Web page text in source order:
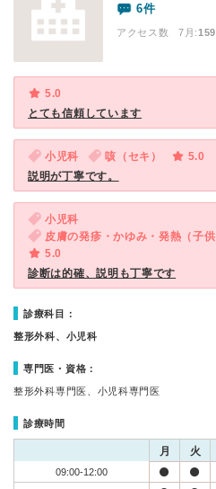
6件
アクセス数 7月:159
5.0
とても信頼しています
小児科 咳（セキ）
5.0
説明が丁寧です。
小児科
5.0
診断は的確、説明も丁寧です
診療科目：
整形外科、小児科
専門医・資格：
整形外科専門医、小児科専門医
診療時間
月 火
09:00-12:00